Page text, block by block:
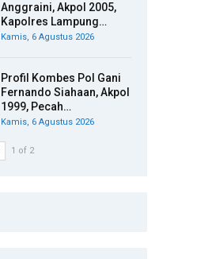
Anggraini, Akpol 2005,
Kapolres Lampung…
Kamis, 6 Agustus 2026
Profil Kombes Pol Gani
Fernando Siahaan, Akpol
1999, Pecah…
Kamis, 6 Agustus 2026
1 of 2